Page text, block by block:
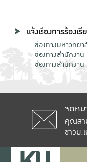
แจ้งเรื่องการร้องเ
ช่องทางมหาวิทย
ช่องทางสำนักงา
ช่องทางสำนักงา
จดหม
คุณสา
ชาวม.